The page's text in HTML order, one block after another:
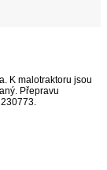
K malotraktoru jsou
Přepravu